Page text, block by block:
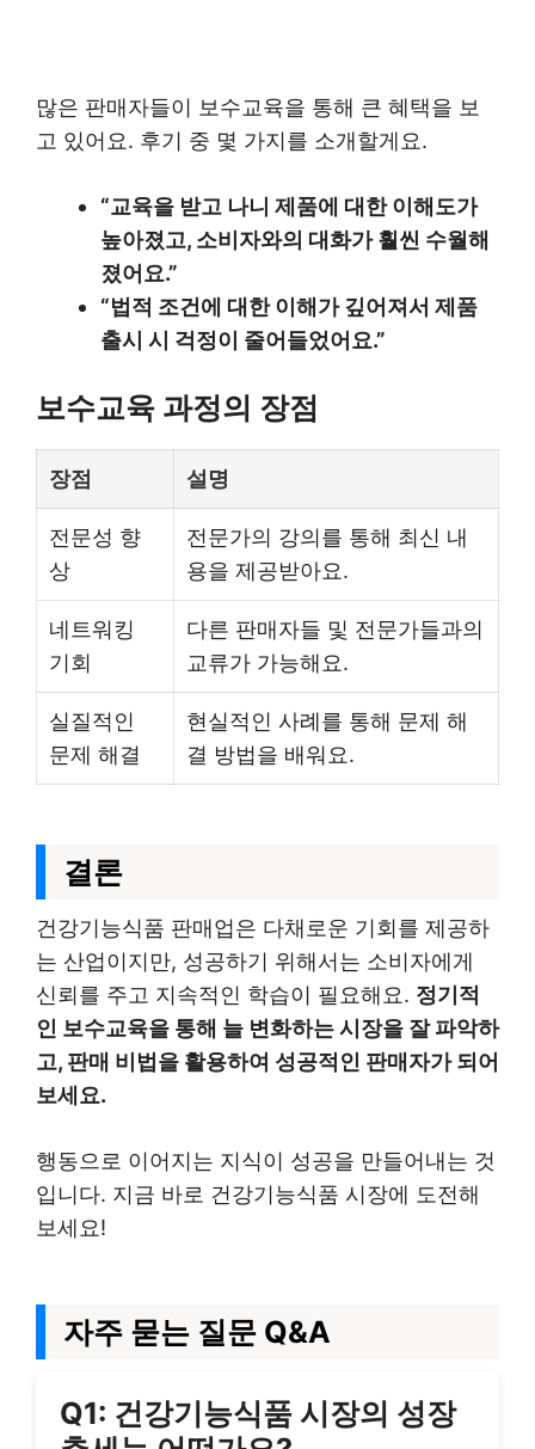
많은 판매자들이 보수교육을 통해 큰 혜택을 보
고 있어요. 후기 중 몇 가지를 소개할게요.
“교육을 받고 나니 제품에 대한 이해도가
높아졌고, 소비자와의 대화가 훨씬 수월해
졌어요.”
“법적 조건에 대한 이해가 깊어져서 제품
출시 시 걱정이 줄어들었어요.”
보수교육 과정의 장점
장점 설명
전문성 향
상
전문가의 강의를 통해 최신 내
용을 제공받아요.
네트워킹
기회
다른 판매자들 및 전문가들과의
교류가 가능해요.
실질적인
문제 해결
현실적인 사례를 통해 문제 해
결 방법을 배워요.
결론
건강기능식품 판매업은 다채로운 기회를 제공하
는 산업이지만, 성공하기 위해서는 소비자에게
신뢰를 주고 지속적인 학습이 필요해요. 정기적
인 보수교육을 통해 늘 변화하는 시장을 잘 파악하
고, 판매 비법을 활용하여 성공적인 판매자가 되어
보세요.
행동으로 이어지는 지식이 성공을 만들어내는 것
입니다. 지금 바로 건강기능식품 시장에 도전해
보세요!
자주 묻는 질문 Q&A
Q1: 건강기능식품 시장의 성장